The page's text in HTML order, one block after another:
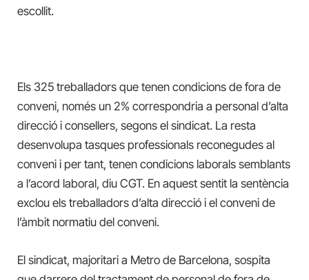
escollit.
Els 325 treballadors que tenen condicions de fora de
conveni, només un 2% correspondria a personal d’alta
direcció i consellers, segons el sindicat. La resta
desenvolupa tasques professionals reconegudes al
conveni i per tant, tenen condicions laborals semblants
a l’acord laboral, diu CGT. En aquest sentit la sentència
exclou els treballadors d’alta direcció i el conveni de
l’àmbit normatiu del conveni.
El sindicat, majoritari a Metro de Barcelona, sospita